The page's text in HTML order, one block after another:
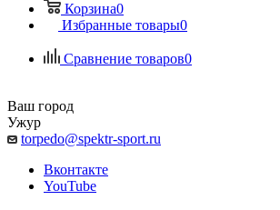
Корзина0
Избранные товары0
Сравнение товаров0
Ваш город
Ужур
torpedo@spektr-sport.ru
Вконтакте
YouTube